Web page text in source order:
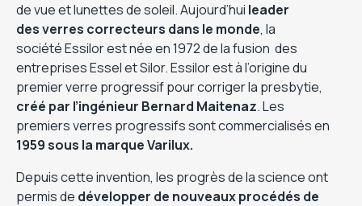
de vue et lunettes de soleil. Aujourd’hui leader
des verres correcteurs dans le monde, la
société Essilor est née en 1972 de la fusion des
entreprises Essel et Silor. Essilor est à l’origine du
premier verre progressif pour corriger la presbytie,
créé par l’ingénieur Bernard Maitenaz. Les
premiers verres progressifs sont commercialisés en
1959 sous la marque Varilux.
Depuis cette invention, les progrès de la science ont
permis de développer de nouveaux procédés de